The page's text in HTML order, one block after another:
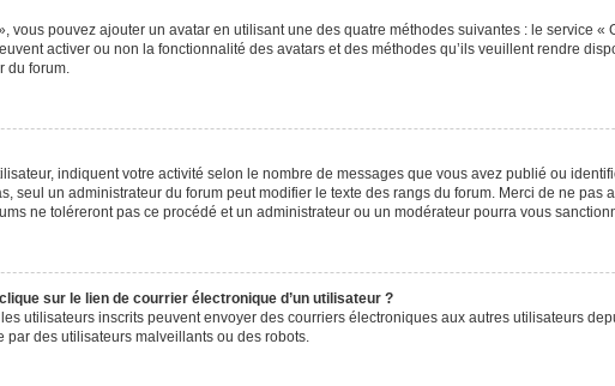
vous pouvez ajouter un avatar en utilisant une des quatre méthodes suivantes : le service «
activer ou non la fonctionnalité des avatars et des méthodes qu’ils veuillent rendre
du forum.
indiquent votre activité selon le nombre de messages que vous avez publié ou
seul un administrateur du forum peut modifier le texte des rangs du forum. Merci de ne
ne toléreront pas ce procédé et un administrateur ou un modérateur pourra vous
sur le lien de courrier électronique d’un utilisateur ?
utilisateurs inscrits peuvent envoyer des courriers électroniques aux autres utilisateurs
des utilisateurs malveillants ou des robots.